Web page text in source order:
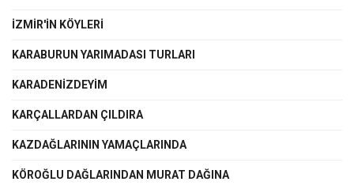
İZMIR'IN KÖYLERI
KARABURUN YARIMADASI TURLARI
KARADENİZDEYİM
KARÇALLARDAN ÇILDIRA
KAZDAĞLARININ YAMAÇLARINDA
KÖROĞLU DAĞLARINDAN MURAT DAĞINA